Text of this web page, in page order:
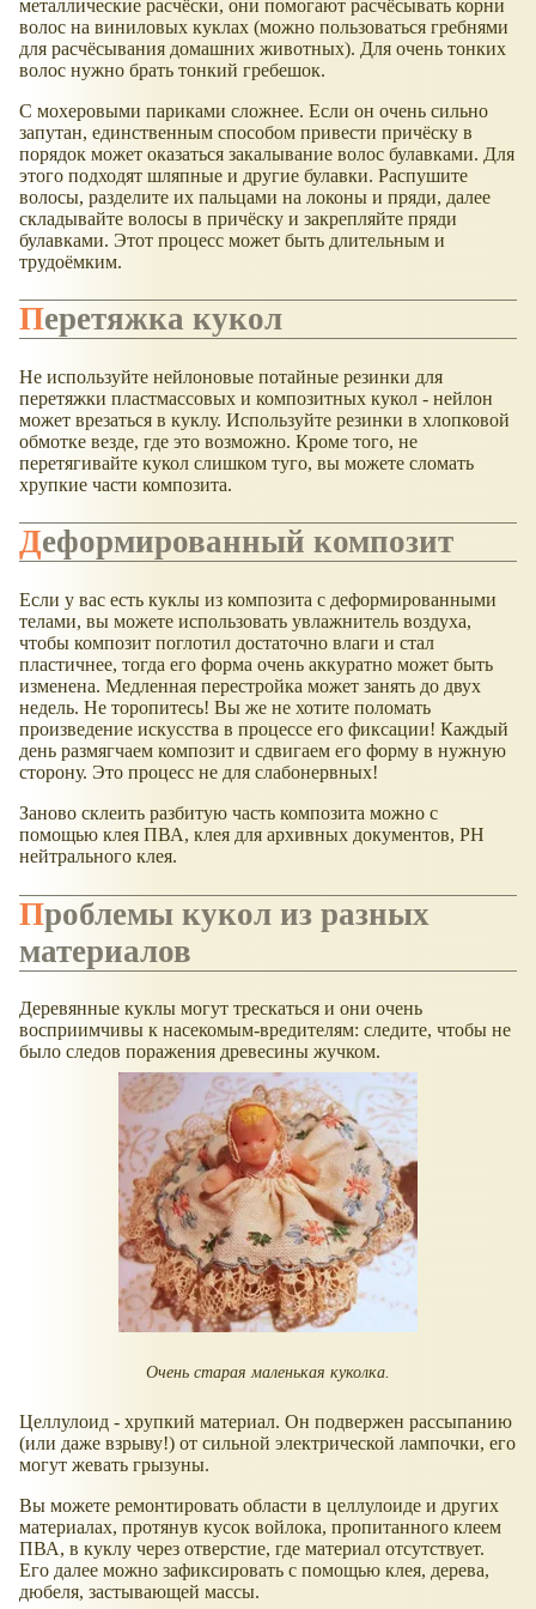
металлические расчёски, они помогают расчёсывать корни
волос на виниловых куклах (можно пользоваться гребнями
для расчёсывания домашних животных). Для очень тонких
волос нужно брать тонкий гребешок.
С мохеровыми париками сложнее. Если он очень сильно
запутан, единственным способом привести причёску в
порядок может оказаться закалывание волос булавками. Для
этого подходят шляпные и другие булавки. Распушите
волосы, разделите их пальцами на локоны и пряди, далее
складывайте волосы в причёску и закрепляйте пряди
булавками. Этот процесс может быть длительным и
трудоёмким.
Перетяжка кукол
Не используйте нейлоновые потайные резинки для
перетяжки пластмассовых и композитных кукол - нейлон
может врезаться в куклу. Используйте резинки в хлопковой
обмотке везде, где это возможно. Кроме того, не
перетягивайте кукол слишком туго, вы можете сломать
хрупкие части композита.
Деформированный композит
Если у вас есть куклы из композита с деформированными
телами, вы можете использовать увлажнитель воздуха,
чтобы композит поглотил достаточно влаги и стал
пластичнее, тогда его форма очень аккуратно может быть
изменена. Медленная перестройка может занять до двух
недель. Не торопитесь! Вы же не хотите поломать
произведение искусства в процессе его фиксации! Каждый
день размягчаем композит и сдвигаем его форму в нужную
сторону. Это процесс не для слабонервных!
Заново склеить разбитую часть композита можно с
помощью клея ПВА, клея для архивных документов, РН
нейтрального клея.
Проблемы кукол из разных
материалов
Деревянные куклы могут трескаться и они очень
восприимчивы к насекомым-вредителям: следите, чтобы не
было следов поражения древесины жучком.
Очень старая маленькая куколка.
Целлулоид - хрупкий материал. Он подвержен рассыпанию
(или даже взрыву!) от сильной электрической лампочки, его
могут жевать грызуны.
Вы можете ремонтировать области в целлулоиде и других
материалах, протянув кусок войлока, пропитанного клеем
ПВА, в куклу через отверстие, где материал отсутствует.
Его далее можно зафиксировать с помощью клея, дерева,
дюбеля, застывающей массы.